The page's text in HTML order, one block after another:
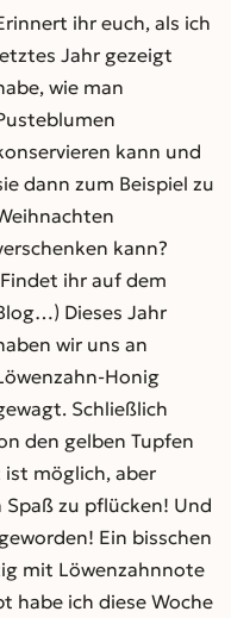
ihr euch, als ich
Jahr gezeigt
wie man
kann und
dann zum Beispiel zu
kann?
ihr auf dem
Dieses Jahr
wir uns an
Honig
Schließlich
den gelben Tupfen
möglich, aber
zu pflücken! Und
Ein bisschen
mit Löwenzahnnote
habe ich diese Woche